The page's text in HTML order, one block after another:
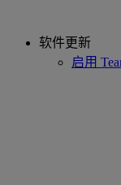
软件更新
启用